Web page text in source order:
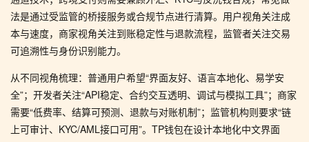
法是通过受监管的桥接服务或合规节点进行清算。用户视角关注成
本与速度，商家视角关注到账稳定性与退款流程，监管者关注交易
可追溯性与身份识别能力。
从不同视角梳理：普通用户希望“界面友好、语言本地化、易学安
全”；开发者关注“API稳定、合约交互透明、调试与模拟工具”；商家
需要“低费率、结算可预测、退款与对账机制”；监管机构则要求“链
上可审计、KYC/AML接口可用”。TP钱包在设计本地化中文界面